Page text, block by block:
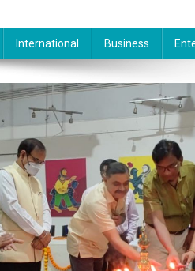
International Business